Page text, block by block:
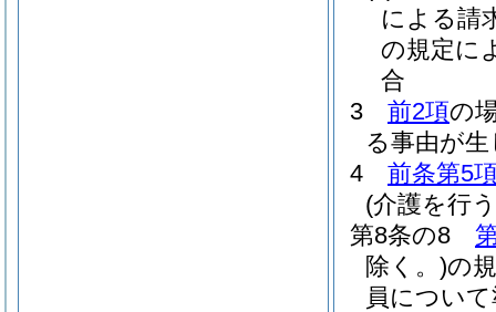
による請
の規定に
合
3
前2項の
る事由が
4
前条第5
(介護を行
第8条の8
除く。)の
員につい